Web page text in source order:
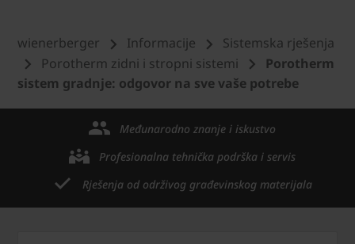
wienerberger Informacije
Sistemska rješenja
Porotherm zidni i stropni sistemi
Porotherm
sistem gradnje: odgovor na sve vaše potrebe
Međunarodno znanje i iskustvo
Profesionalna tehnička podrška i servis
Rješenja od održivog građevinskog materijala